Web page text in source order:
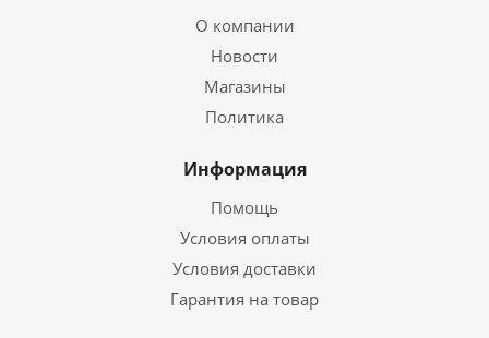
О компании
Новости
Магазины
Политика
Информация
Помощь
Условия оплаты
Условия доставки
Гарантия на товар